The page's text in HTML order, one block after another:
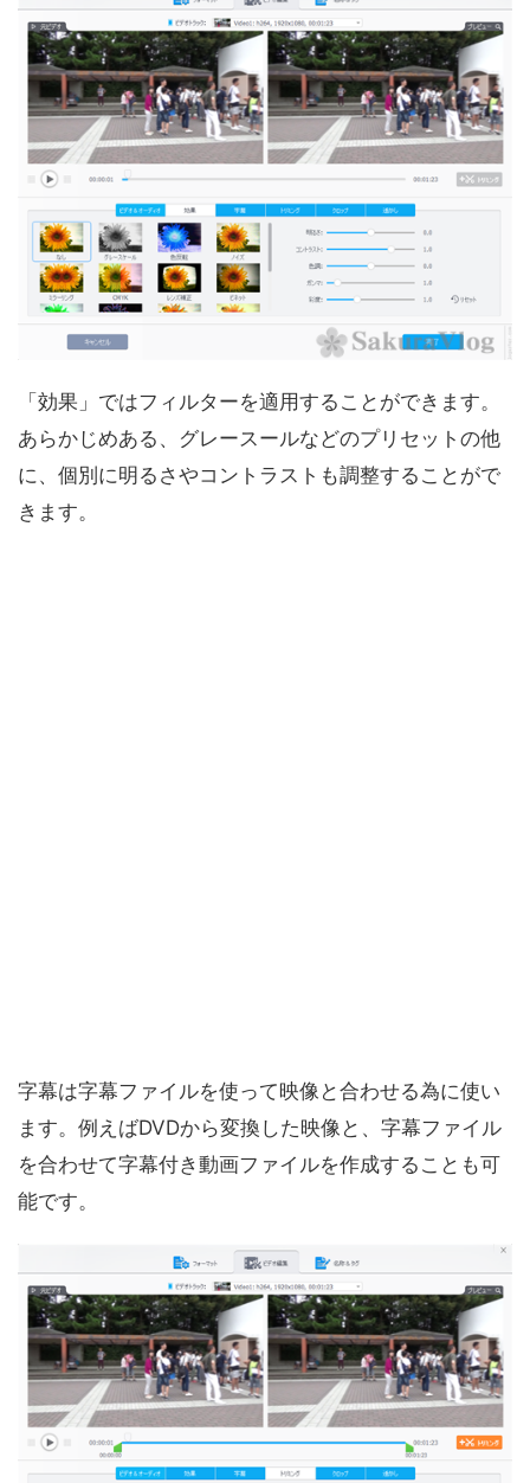
「効果」ではフィルターを適用することができます。
あらかじめある、グレースールなどのプリセットの他
に、個別に明るさやコントラストも調整することがで
きます。
字幕は字幕ファイルを使って映像と合わせる為に使い
ます。例えばDVDから変換した映像と、字幕ファイル
を合わせて字幕付き動画ファイルを作成することも可
能です。